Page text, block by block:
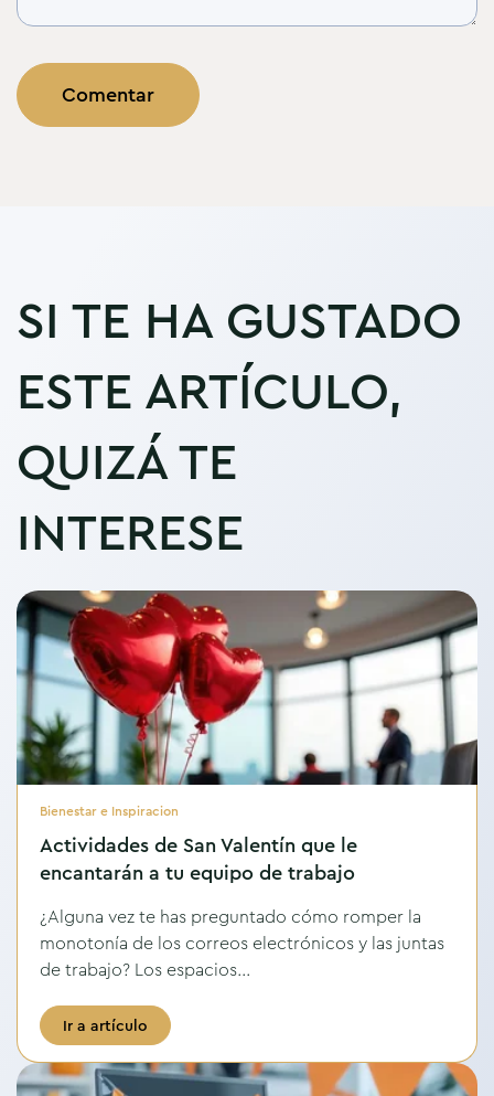
SI TE HA GUSTADO
ESTE ARTÍCULO,
QUIZÁ TE
INTERESE
Bienestar e Inspiracion
Actividades de San Valentín que le
encantarán a tu equipo de trabajo
¿Alguna vez te has preguntado cómo romper la
monotonía de los correos electrónicos y las juntas
de trabajo? Los espacios...
Ir a artículo